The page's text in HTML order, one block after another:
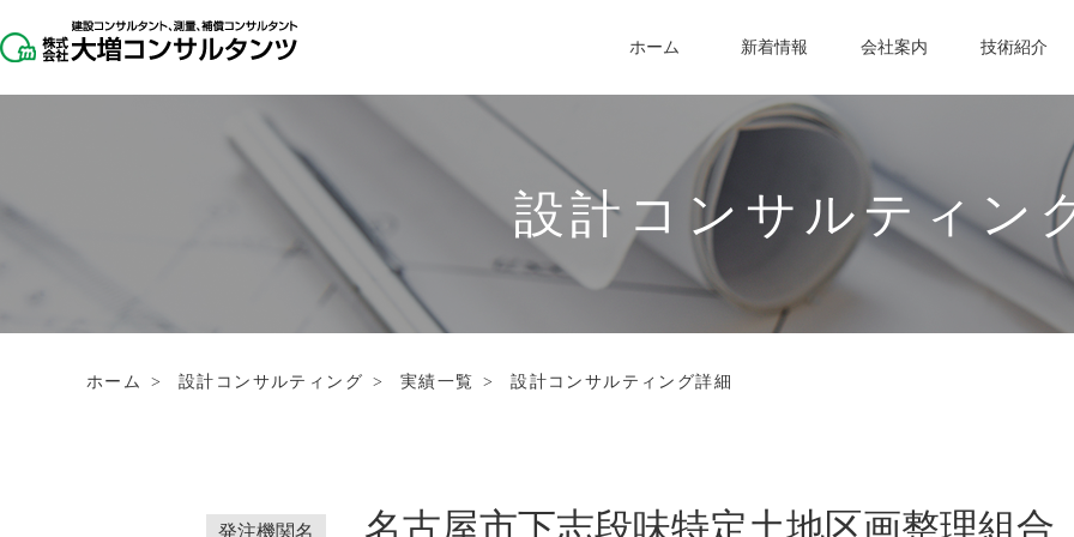
ホーム 新着情報 会社案内 技術紹介
設計コンサルティン
ホーム > 設計コンサルティング > 実績一覧 > 設計コンサルティング詳細
発注機関名 名古屋市下志段味特定土地区画整理組合